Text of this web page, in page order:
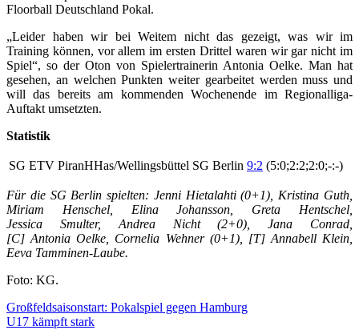
Floorball Deutschland Pokal.
„Leider haben wir bei Weitem nicht das gezeigt, was wir im
Training können, vor allem im ersten Drittel waren wir gar nicht im
Spiel“, so der Oton von Spielertrainerin Antonia Oelke. Man hat
gesehen, an welchen Punkten weiter gearbeitet werden muss und
will das bereits am kommenden Wochenende im Regionalliga-
Auftakt umsetzten.
Statistik
SG ETV PiranHHas/Wellingsbüttel SG Berlin 9:2 (5:0;2:2;2:0;-:-)
Für die SG Berlin spielten: Jenni Hietalahti (0+1), Kristina Guth,
Miriam Henschel, Elina Johansson, Greta Hentschel,
Jessica Smulter, Andrea Nicht (2+0), Jana Conrad,
[C] Antonia Oelke, Cornelia Wehner (0+1), [T] Annabell Klein,
Eeva Tamminen-Laube.
Foto: KG.
Beitragsnavigation
Vorheriger
Beitrag:
Großfeldsaisonstart: Pokalspiel gegen Hamburg
Nächster
U17 kämpft stark